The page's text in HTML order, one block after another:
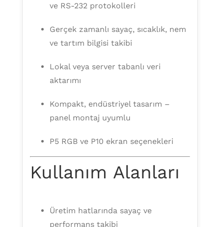
ve RS-232 protokolleri
Gerçek zamanlı sayaç, sıcaklık, nem
ve tartım bilgisi takibi
Lokal veya server tabanlı veri
aktarımı
Kompakt, endüstriyel tasarım –
panel montaj uyumlu
P5 RGB ve P10 ekran seçenekleri
Kullanım Alanları
Üretim hatlarında sayaç ve
performans takibi